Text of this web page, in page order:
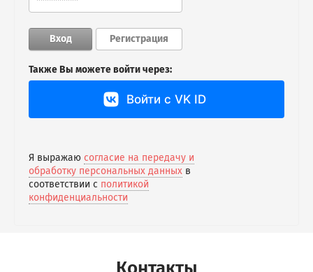
Регистрация
Вход
Также Вы можете войти через:
Войти с VK ID
Я выражаю согласие на передачу и
обработку персональных данных в
соответствии с политикой
конфиденциальности